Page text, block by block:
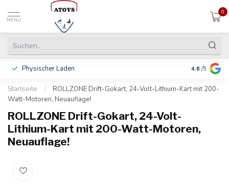
MENU
0
Physischer Laden In 3 Raten
4.6 /5
Startseite /
ROLLZONE Drift-Gokart, 24-Volt-Lithium-Kart mit 200-
Watt-Motoren, Neuauflage!
ROLLZONE Drift-Gokart, 24-Volt-
Lithium-Kart mit 200-Watt-Motoren,
Neuauflage!